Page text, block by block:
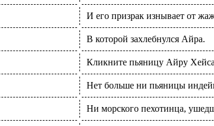
И его призрак изнывает от
В которой захлебнулся Айра.
Кликните пьяницу Айру
Нет больше ни пьяницы
Ни морского пехотинца,